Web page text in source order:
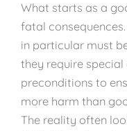
What starts as a
fatal
in particular must
they require
preconditions to
more harm than
The reality often